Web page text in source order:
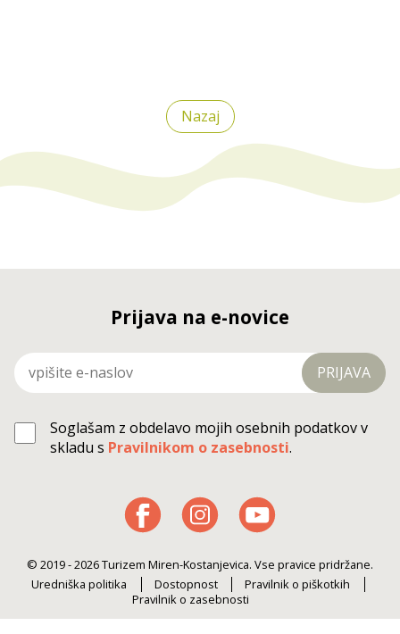
Nazaj
Prijava na e-novice
PRIJAVA
Soglašam z obdelavo mojih osebnih podatkov v
skladu s Pravilnikom o zasebnosti.
© 2019 - 2026 Turizem Miren-Kostanjevica. Vse pravice pridržane.
Uredniška politika
Dostopnost
Pravilnik o piškotkih
Pravilnik o zasebnosti